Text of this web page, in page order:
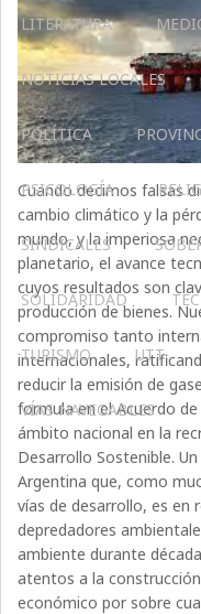
LITERATURA
NOTICIAS LOCALES
POLÍTICA
PSICOLOGÍA
SINDICALES
SOLIDARIDAD
TURISMO UTT
VÍAS NAVEGABLES
Cuando decimos falsas
cambio climático y la
mundo, y la imperiosa
planetario, el avance
cuyos resultados son
producción de bienes.
compromiso tanto
internacionales,
reducir la emisión de
formula en el Acuerdo
ámbito nacional en la
Desarrollo Sostenible.
Argentina que, como
vías de desarrollo, es en
depredadores
ambiente durante
atentos a la
económico por sobre